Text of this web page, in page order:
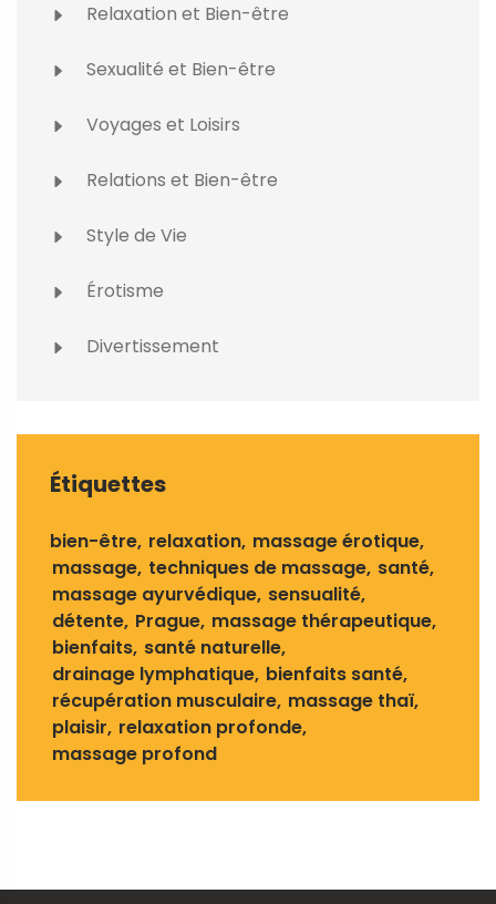
Relaxation et Bien-être
Sexualité et Bien-être
Voyages et Loisirs
Relations et Bien-être
Style de Vie
Érotisme
Divertissement
Étiquettes
bien-être relaxation massage érotique
massage techniques de massage santé
massage ayurvédique sensualité
détente Prague massage thérapeutique
bienfaits santé naturelle
drainage lymphatique bienfaits santé
récupération musculaire massage thaï
plaisir relaxation profonde
massage profond